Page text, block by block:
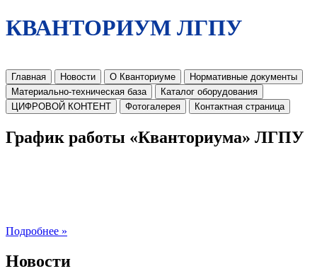
КВАНТОРИУМ ЛГПУ
Главная Новости О Кванториуме
Нормативные документы
Материально-техническая база
Каталог оборудования
ЦИФРОВОЙ КОНТЕНТ
Фотогалерея Контактная страница
График работы «Кванториума» ЛГПУ
Подробнее »
Новости